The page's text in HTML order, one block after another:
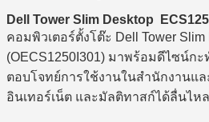
Dell Tower Slim Desktop
คอมพิวเตอร์ตั้งโต๊ะ Dell Tower Slim
(OECS1250I301) มาพร้อมดีไซน์ก
ตอบโจทย์การใช้งานในสำนักงานแ
อินเทอร์เน็ต และมัลติทาสก์ได้ลื่นไหล